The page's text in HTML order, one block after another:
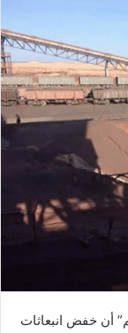
أن خفض انبعاثات